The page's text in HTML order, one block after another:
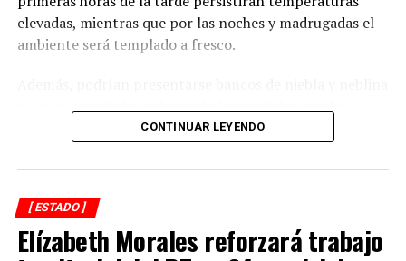
elevadas, mientras que por las noches y madrugadas el
ambiente será templado a fresco.
Las precipitaciones estarán acompañadas de actividad
la población mantenerse atenta a las actualizaciones del
pronóstico y extremar precauciones en zonas
susceptibles a inundaciones, deslaves o
CONTINUAR LEYENDO
[ ESTADO ]
Elízabeth Morales reforzará trabajo